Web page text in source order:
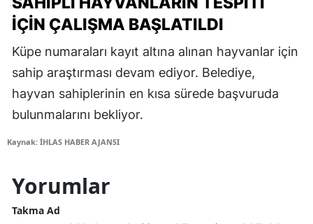
İÇIN ÇALIŞMA BAŞLATILDI
Küpe numaraları kayıt altına alınan hayvanlar için
sahip araştırması devam ediyor. Belediye,
hayvan sahiplerinin en kısa sürede başvuruda
bulunmalarını bekliyor.
Kaynak: İHLAS HABER AJANSI
Yorumlar
Takma Ad